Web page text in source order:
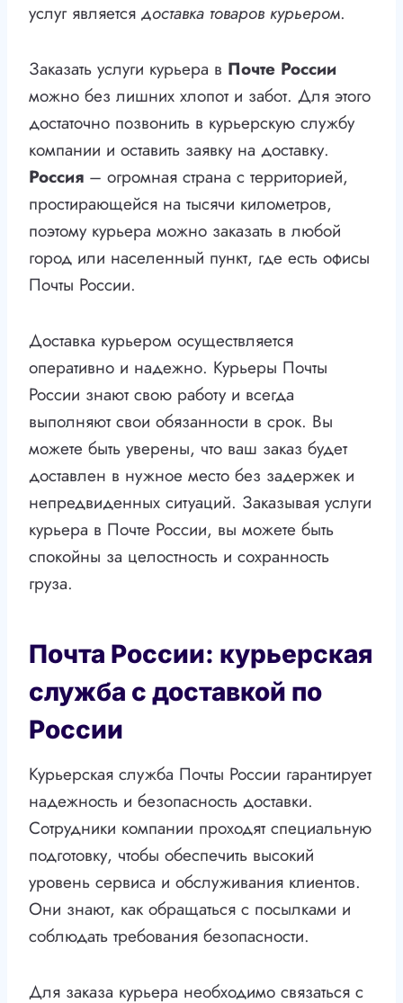
услуг является доставка товаров курьером.
Заказать услуги курьера в Почте России
можно без лишних хлопот и забот. Для этого
достаточно позвонить в курьерскую службу
компании и оставить заявку на доставку.
Россия – огромная страна с территорией,
простирающейся на тысячи километров,
поэтому курьера можно заказать в любой
город или населенный пункт, где есть офисы
Почты России.
Доставка курьером осуществляется
оперативно и надежно. Курьеры Почты
России знают свою работу и всегда
выполняют свои обязанности в срок. Вы
можете быть уверены, что ваш заказ будет
доставлен в нужное место без задержек и
непредвиденных ситуаций. Заказывая услуги
курьера в Почте России, вы можете быть
спокойны за целостность и сохранность
груза.
Почта России: курьерская
служба с доставкой по
России
Курьерская служба Почты России гарантирует
надежность и безопасность доставки.
Сотрудники компании проходят специальную
подготовку, чтобы обеспечить высокий
уровень сервиса и обслуживания клиентов.
Они знают, как обращаться с посылками и
соблюдать требования безопасности.
Для заказа курьера необходимо связаться с